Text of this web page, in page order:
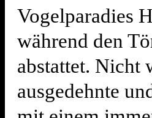
Vogelparadies
während den
abstattet. Nicht
ausgedehnte